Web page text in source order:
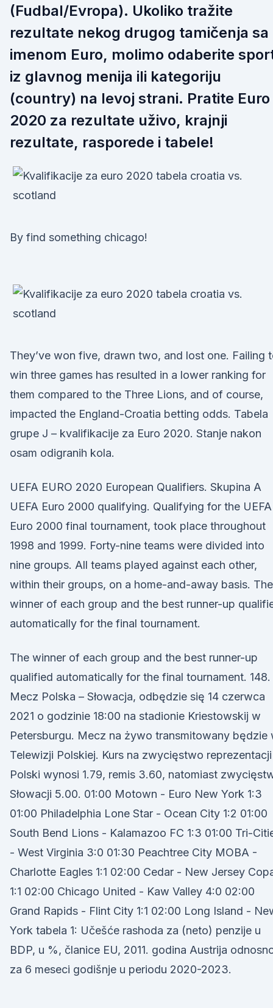
(Fudbal/Evropa). Ukoliko tražite
rezultate nekog drugog tamičenja sa
imenom Euro, molimo odaberite
iz glavnog menija ili kategoriju
(country) na levoj strani. Pratite Euro
2020 za rezultate uživo, krajnji
rezultate, rasporede i tabele!
By find something chicago!
They’ve won five, drawn two, and lost one. Failing
win three games has resulted in a lower ranking for
them compared to the Three Lions, and of course,
impacted the England-Croatia betting odds. Tabela
grupe J – kvalifikacije za Euro 2020. Stanje nakon
osam odigranih kola.
UEFA EURO 2020 European Qualifiers. Skupina A
UEFA Euro 2000 qualifying. Qualifying for the UEFA
Euro 2000 final tournament, took place throughout
1998 and 1999. Forty-nine teams were divided into
nine groups. All teams played against each other,
within their groups, on a home-and-away basis. The
winner of each group and the best runner-up
automatically for the final tournament.
The winner of each group and the best runner-up
qualified automatically for the final tournament. 148.
Mecz Polska – Słowacja, odbędzie się 14 czerwca
2021 o godzinie 18:00 na stadionie Kriestowskij w
Petersburgu. Mecz na żywo transmitowany będzie
Telewizji Polskiej. Kurs na zwycięstwo reprezentacji
Polski wynosi 1.79, remis 3.60, natomiast
Słowacji 5.00. 01:00 Motown - Euro New York 1:3
01:00 Philadelphia Lone Star - Ocean City 1:2 01:00
South Bend Lions - Kalamazoo FC 1:3 01:00 Tri-
- West Virginia 3:0 01:30 Peachtree City MOBA -
Charlotte Eagles 1:1 02:00 Cedar - New Jersey
1:1 02:00 Chicago United - Kaw Valley 4:0 02:00
Grand Rapids - Flint City 1:1 02:00 Long Island -
York tabela 1: Učešće rashoda za (neto) penzije u
BDP, u %, članice EU, 2011. godina Austrija
za 6 meseci godišnje u periodu 2020-2023.